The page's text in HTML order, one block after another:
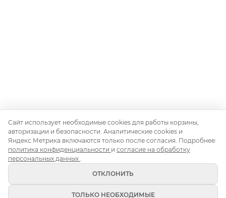
Контакты О насДоставка и монтажПравила аренды
Аренда для свадьбыАренда для корпоратива
Аренда на день рожденияБлог
Сайт использует необходимые cookies для работы корзины,
авторизации и безопасности. Аналитические cookies и
Яндекс.Метрика включаются только после согласия. Подробнее:
политика конфиденциальности и согласие на обработку
персональных данных .
ОТКЛОНИТЬ
ТОЛЬКО НЕОБХОДИМЫЕ